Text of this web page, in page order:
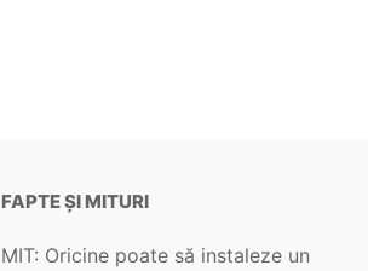
FAPTE ȘI MITURI
MIT: Oricine poate să instaleze un